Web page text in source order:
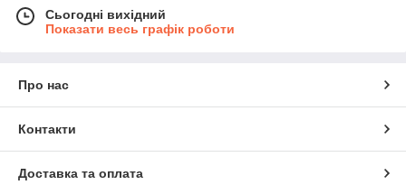
Сьогодні вихідний
Показати весь графік роботи
Про нас
Контакти
Доставка та оплата